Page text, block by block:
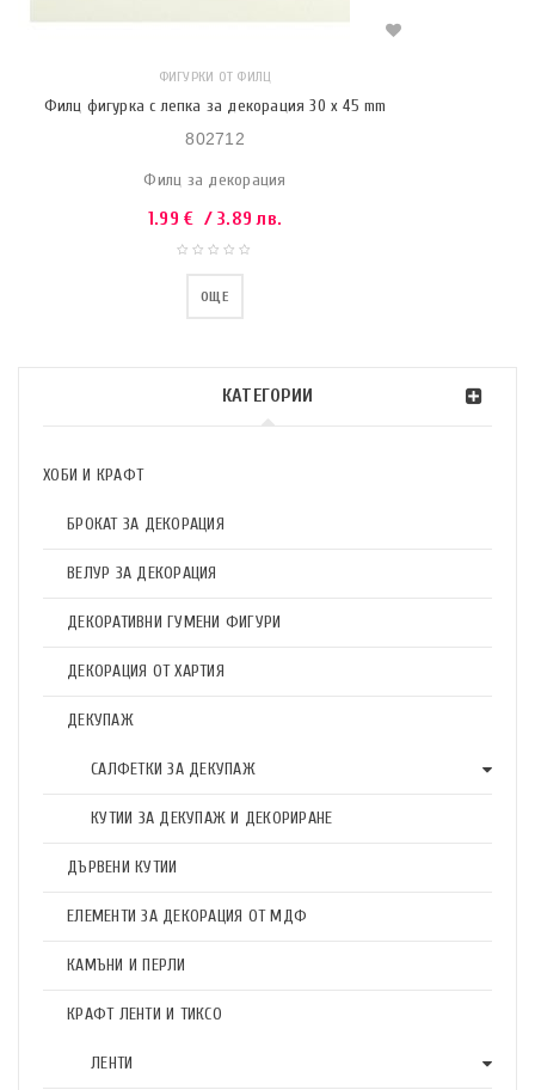
КАТЕГОРИИ
ХОБИ И КРАФТ
БРОКАТ ЗА ДЕКОРАЦИЯ
ВЕЛУР ЗА ДЕКОРАЦИЯ
ДЕКОРАТИВНИ ГУМЕНИ ФИГУРИ
ДЕКОРАЦИЯ ОТ ХАРТИЯ
ДЕКУПАЖ
САЛФЕТКИ ЗА ДЕКУПАЖ
КУТИИ ЗА ДЕКУПАЖ И ДЕКОРИРАНЕ
ДЪРВЕНИ КУТИИ
ЕЛЕМЕНТИ ЗА ДЕКОРАЦИЯ ОТ МДФ
КАМЪНИ И ПЕРЛИ
КРАФТ ЛЕНТИ И ТИКСО
ЛЕНТИ
ФИГУРКИ ОТ ФИЛЦ
Филц фигурка с лепка за декорация 30 x 45 mm
802712
Филц за декорация
1.99€ / 3.89 лв.
ОЩЕ